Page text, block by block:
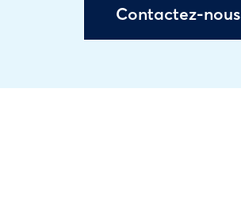
Contactez-nous